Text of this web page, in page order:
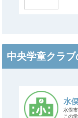
中央学童クラ
水
水俣
この